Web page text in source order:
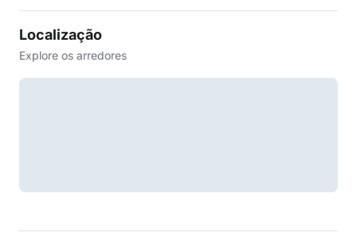
Localização
Explore os arredores